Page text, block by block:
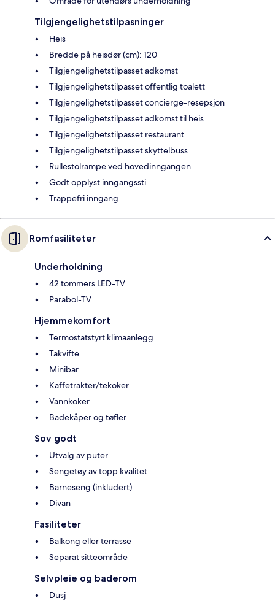
Tilgjengelighetstilpasninger
Heis
Bredde på heisdør (cm): 120
Tilgjengelighetstilpasset adkomst
Tilgjengelighetstilpasset offentlig toalett
Tilgjengelighetstilpasset concierge-resepsjon
Tilgjengelighetstilpasset adkomst til heis
Tilgjengelighetstilpasset restaurant
Tilgjengelighetstilpasset skyttelbuss
Rullestolrampe ved hovedinngangen
Godt opplyst inngangssti
Trappefri inngang
Romfasiliteter
Underholdning
42 tommers LED-TV
Parabol-TV
Hjemmekomfort
Termostatstyrt klimaanlegg
Takvifte
Minibar
Kaffetrakter/tekoker
Vannkoker
Badekåper og tøfler
Sov godt
Utvalg av puter
Sengetøy av topp kvalitet
Barneseng (inkludert)
Divan
Fasiliteter
Balkong eller terrasse
Separat sitteområde
Selvpleie og baderom
Dusj